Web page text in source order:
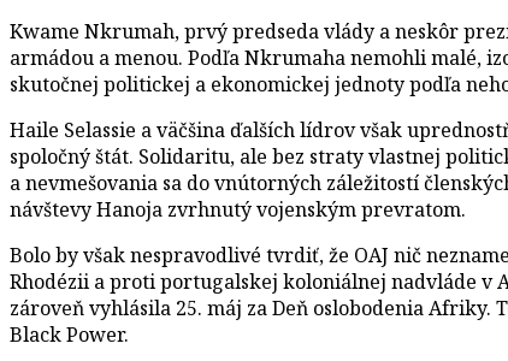
Kwame Nkrumah, prvý predseda vlády a neskôr
armádou a menou. Podľa Nkrumaha nemohli malé,
skutočnej politickej a ekonomickej jednoty podľa
Haile Selassie a väčšina ďalších lídrov však
spoločný štát. Solidaritu, ale bez straty vlastnej
a nevmešovania sa do vnútorných záležitostí
návštevy Hanoja zvrhnutý vojenským prevratom.
Bolo by však nespravodlivé tvrdiť, že OAJ nič
Rhodézii a proti portugalskej koloniálnej nadvláde v
zároveň vyhlásila 25. máj za Deň oslobodenia
Black Power.